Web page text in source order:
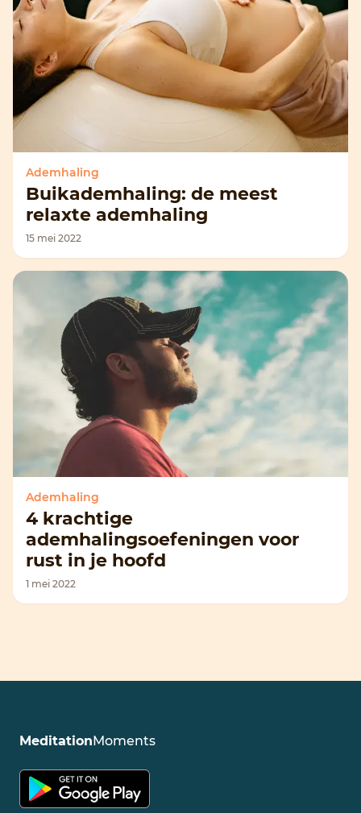
Ademhaling
Buikademhaling: de meest
relaxte ademhaling
15 mei 2022
Ademhaling
4 krachtige
ademhalingsoefeningen voor
rust in je hoofd
1 mei 2022
MeditationMoments